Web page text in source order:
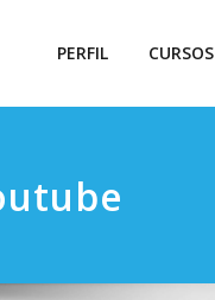
PERFIL CURSOS